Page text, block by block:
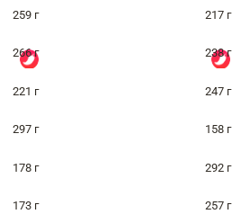
259 г 217 г
266 г 238 г
221 г 247 г
297 г 158 г
178 г 292 г
173 г 257 г